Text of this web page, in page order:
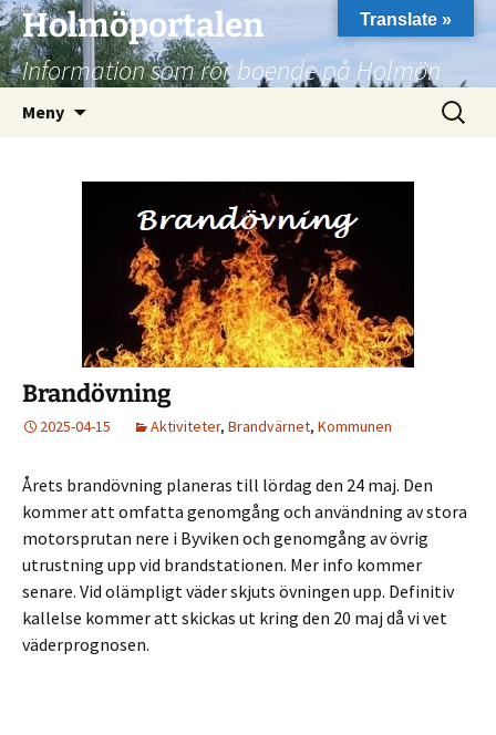
Hoppa
till
innehåll
Holmöportalen
Information som rör boende på Holmön
Meny
Sök
efter:
Brandövning
2025-04-15 Aktiviteter, Brandvärnet, Kommunen
Årets brandövning planeras till lördag den 24 maj. Den
kommer att omfatta genomgång och användning av stora
motorsprutan nere i Byviken och genomgång av övrig
utrustning upp vid brandstationen. Mer info kommer
senare. Vid olämpligt väder skjuts övningen upp. Definitiv
kallelse kommer att skickas ut kring den 20 maj då vi vet
väderprognosen.
Translate »